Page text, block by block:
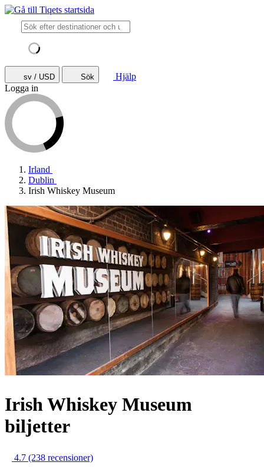
sv / USD Sök
Hjälp
Logga in
Irland
Dublin
Irish Whiskey Museum
Irish Whiskey Museum
biljetter
4.7 (238 recensioner)